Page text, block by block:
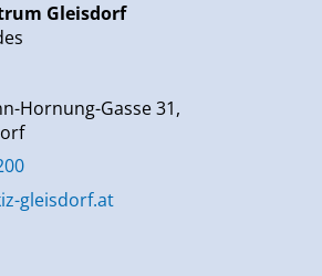
Gleisdorf
Hornung-Gasse 31,
gleisdorf.at